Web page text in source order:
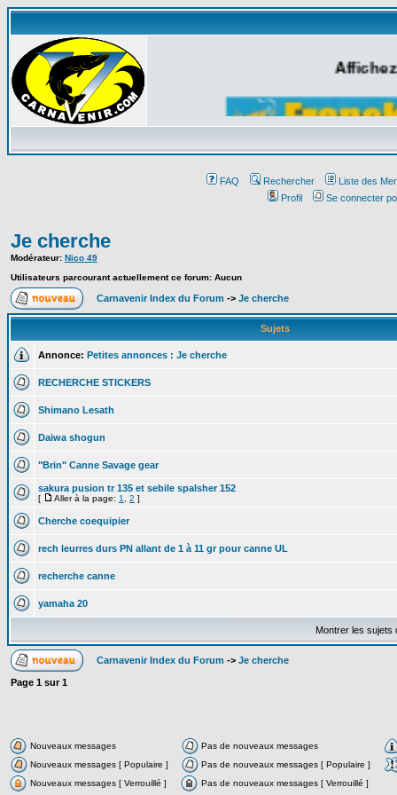
FAQ Rechercher
Liste des
Profil
Se connecter
Je cherche
Modérateur: Nico 49
Utilisateurs parcourant actuellement ce forum: Aucun
Carnavenir Index du Forum -> Je cherche
Sujets
Annonce: Petites annonces : Je cherche
RECHERCHE STICKERS
Shimano Lesath
Daiwa shogun
"Brin" Canne Savage gear
sakura pusion tr 135 et sebile spalsher 152
[ Aller à la page: 1 2 ]
Cherche coequipier
rech leurres durs PN allant de 1 à 11 gr pour canne UL
recherche canne
yamaha 20
Montrer les sujets
Carnavenir Index du Forum -> Je cherche
Page 1 sur1
Nouveaux messages
Pas de nouveaux messages
Nouveaux messages [ Populaire ]
Pas de nouveaux messages [ Populaire ]
Nouveaux messages [ Verrouillé ]
Pas de nouveaux messages [ Verrouillé ]